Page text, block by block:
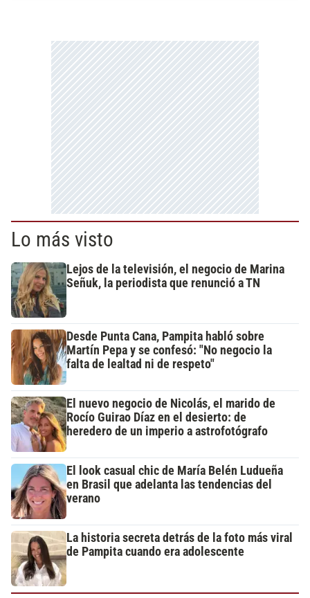
Lo más visto
Lejos de la televisión, el negocio de Marina
Señuk, la periodista que renunció a TN
Desde Punta Cana, Pampita habló sobre
Martín Pepa y se confesó: "No negocio la
falta de lealtad ni de respeto"
El nuevo negocio de Nicolás, el marido de
Rocío Guirao Díaz en el desierto: de
heredero de un imperio a astrofotógrafo
El look casual chic de María Belén Ludueña
en Brasil que adelanta las tendencias del
verano
La historia secreta detrás de la foto más viral
de Pampita cuando era adolescente